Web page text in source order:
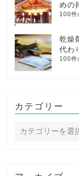
めの
100件
乾燥
代わ
100件
カテゴリー